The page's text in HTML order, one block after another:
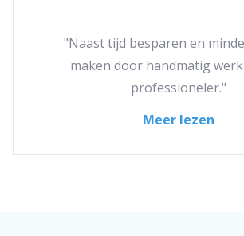
"Naast tijd besparen en
maken door handmatig
professioneler."
Meer lezen